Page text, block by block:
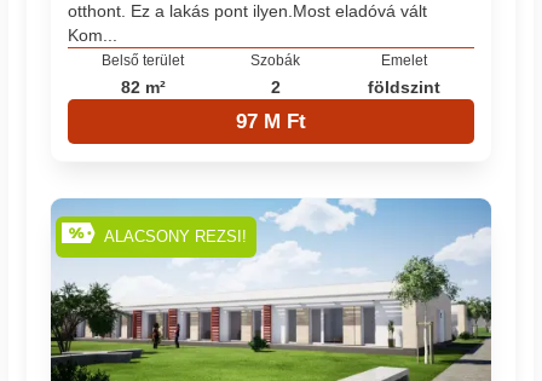
otthont. ​Ez a lakás pont ilyen. ​Most eladó​vá vált
Kom...
Belső terület
82 m²
Szobák
2
Emelet
földszint
97 M Ft
ALACSONY REZSI!